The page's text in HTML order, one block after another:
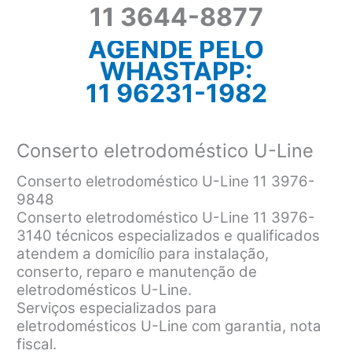
11 3644-8877
AGENDE PELO
WHASTAPP:
11 96231-1982
Conserto eletrodoméstico U-Line
Conserto eletrodoméstico U-Line 11 3976-
9848
Conserto eletrodoméstico U-Line 11 3976-
3140 técnicos especializados e qualificados
atendem a domicílio para instalação,
conserto, reparo e manutenção de
eletrodomésticos U-Line.
Serviços especializados para
eletrodomésticos U-Line com garantia, nota
fiscal.